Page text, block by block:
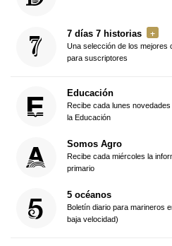
7 días 7 historias
Una selección de los mejores
para suscriptores
Educación
Recibe cada lunes
la Educación
Somos Agro
Recibe cada miércoles la
primario
5 océanos
Boletín diario para marineros
baja velocidad)